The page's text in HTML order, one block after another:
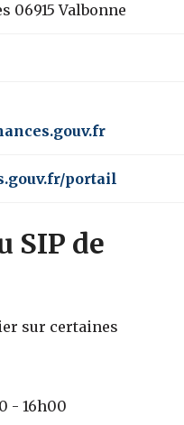
06915 Valbonne
portail
SIP de
sur certaines
- 16h00